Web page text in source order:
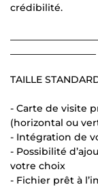
crédibilité.
TAILLE
- Carte de visite
(horizontal ou
- Intégration de
- Possibilité
votre choix
- Fichier prêt à